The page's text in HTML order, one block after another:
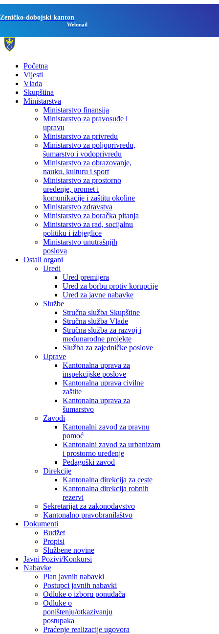
Zeničko-dobojski kanton
Webmail
Početna
Vijesti
Vlada
Skupština
Ministarstva
Ministarstvo finansija
Ministarstvo za pravosuđe i
upravu
Ministarstvo za privredu
Ministarstvo za poljoprivredu,
šumarstvo i vodoprivredu
Ministarstvo za obrazovanje,
nauku, kulturu i sport
Ministarstvo za prostorno
uređenje, promet i
komunikacije i zaštitu okoline
Ministarstvo zdravstva
Ministarstvo za boračka pitanja
Ministarstvo za rad, socijalnu
politiku i izbjeglice
Ministarstvo unutrašnjih
poslova
Ostali organi
Uredi
Ured premijera
Ured za borbu protiv korupcije
Ured za javne nabavke
Službe
Stručna služba Skupštine
Stručna služba Vlade
Stručna služba za razvoj i
međunarodne projekte
Služba za zajedničke poslove
Uprave
Kantonalna uprava za
inspekcijske poslove
Kantonalna uprava civilne
zaštite
Kantonalna uprava za
šumarstvo
Zavodi
Kantonalni zavod za pravnu
pomoć
Kantonalni zavod za urbanizam
i prostorno uređenje
Pedagoški zavod
Direkcije
Kantonalna direkcija za ceste
Kantonalna direkcija robnih
rezervi
Sekretarijat za zakonodavstvo
Kantonalno pravobranilaštvo
Dokumenti
Budžet
Propisi
Službene novine
Javni Pozivi/Konkursi
Nabavke
Plan javnih nabavki
Postupci javnih nabavki
Odluke o izboru ponuđača
Odluke o
poništenju/otkazivanju
postupaka
Praćenje realizacije ugovora